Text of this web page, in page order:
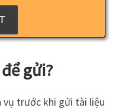
gửi?
vụ trước khi gửi tài liệu